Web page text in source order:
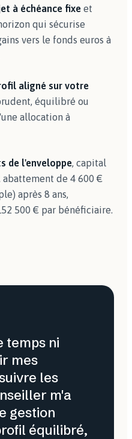
à échéance fixe et
qui sécurise
vers le fonds euros à
aligné sur votre
équilibré ou
allocation à
de l'enveloppe, capital
de 4 600 €
après 8 ans,
500 € par bénéficiaire.
temps ni
mes
les
m'a
gestion
équilibré,